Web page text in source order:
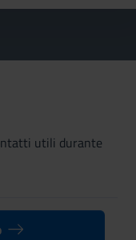
utili durante